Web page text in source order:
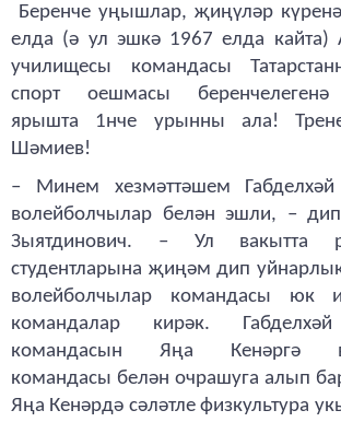
Беренче уңышлар, җиңүләр
елда (ә ул эшкә 1967 елда кайта)
училищесы командасы
спорт оешмасы
ярышта 1нче урынны ала!
Шәмиев!
– Минем хезмәттәшем Габделхәй
волейболчылар белән эшли, –
Зыятдинович. – Ул вакытта
студентларына җиңәм дип
волейболчылар командасы
командалар кирәк. Габделхәй
командасын Яңа Кенәргә
командасы белән очрашуга алып
Яңа Кенәрдә сәләтле физкультура